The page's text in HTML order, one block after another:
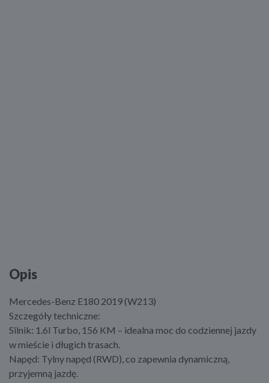
Opis
Mercedes-Benz E180 2019 (W213)
Szczegóły techniczne:
Silnik: 1.6l Turbo, 156 KM – idealna moc do codziennej jazdy
w mieście i długich trasach.
Napęd: Tylny napęd (RWD), co zapewnia dynamiczną,
przyjemną jazdę.